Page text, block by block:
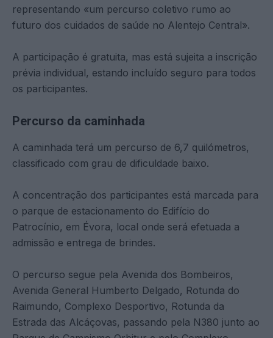
representando «um percurso coletivo rumo ao
futuro dos cuidados de saúde no Alentejo Central».
A participação é gratuita, mas está sujeita a inscrição
prévia individual, estando incluído seguro para todos
os participantes.
Percurso da caminhada
A caminhada terá um percurso de 6,7 quilómetros,
classificado com grau de dificuldade baixo.
A concentração dos participantes está marcada para
o parque de estacionamento do Edifício do
Patrocínio, em Évora, local onde será efetuada a
admissão e entrega de brindes.
O percurso segue pela Avenida dos Bombeiros,
Avenida General Humberto Delgado, Rotunda do
Raimundo, Complexo Desportivo, Rotunda da
Estrada das Alcáçovas, passando pela N380 junto ao